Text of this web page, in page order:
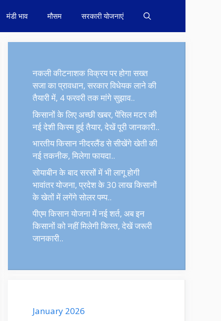
मंडी भाव मौसम सरकारी योजनाएं
नकली कीटनाशक विक्रय पर होगा सख्त
सजा का प्रावधान, सरकार विधेयक लाने की
तैयारी में, 4 फरवरी तक मांगे सुझाव..
किसानों के लिए अच्छी खबर, पेंसिल मटर की
नई देशी किस्म हुई तैयार, देखें पूरी जानकारी..
भारतीय किसान नीदरलैंड से सीखेंगे खेती की
नई तकनीक, मिलेगा फायदा..
सोयाबीन के बाद सरसों में भी लागू होगी
भावांतर योजना, प्रदेश के 30 लाख किसानों
के खेतों में लगेंगे सोलर पम्प..
पीएम किसान योजना में नई शर्त, अब इन
किसानों को नहीं मिलेगी किस्त, देखें जरूरी
जानकारी..
January 2026